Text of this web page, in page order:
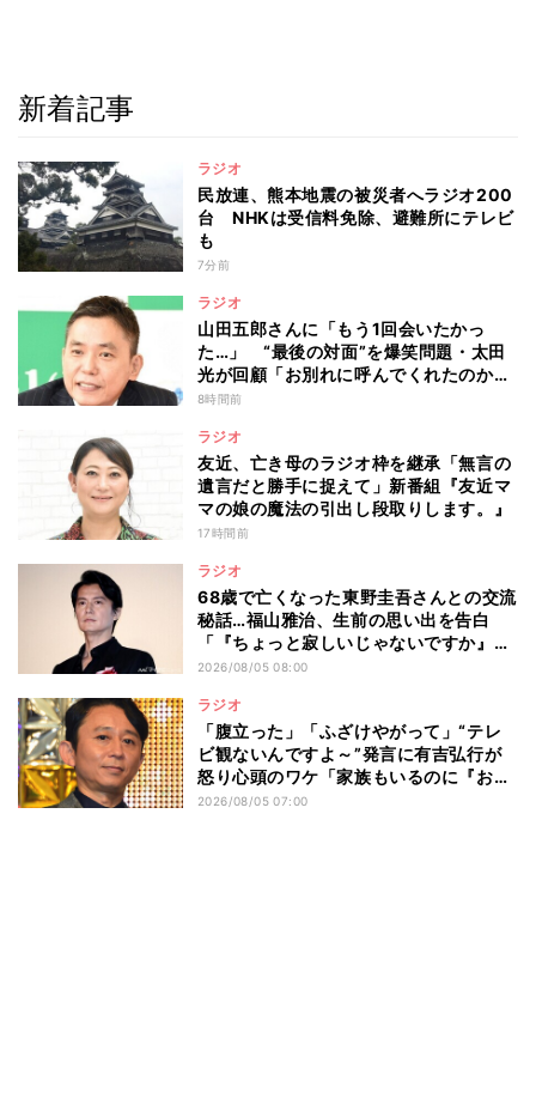
新着記事
ラジオ
民放連、熊本地震の被災者へラジオ200
台 NHKは受信料免除、避難所にテレビ
も
7分前
ラジオ
山田五郎さんに「もう1回会いたかっ
た…」 “最後の対面”を爆笑問題・太田
光が回顧「お別れに呼んでくれたのか
な」
8時間前
ラジオ
友近、亡き母のラジオ枠を継承「無言の
遺言だと勝手に捉えて」新番組『友近マ
マの娘の魔法の引出し段取りします。』
17時間前
ラジオ
68歳で亡くなった東野圭吾さんとの交流
秘話…福山雅治、生前の思い出を告白
「『ちょっと寂しいじゃないですか』と
言われ…」
2026/08/05 08:00
ラジオ
「腹立った」「ふざけやがって」“テレ
ビ観ないんですよ～”発言に有吉弘行が
怒り心頭のワケ「家族もいるのに『おい
おいおいおい!』って言うところでした」
2026/08/05 07:00